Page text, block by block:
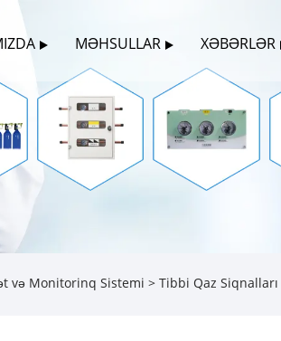
MƏHSULLAR XƏBƏRLƏR
və Monitorinq Sistemi > Tibbi Qaz Siqnalları